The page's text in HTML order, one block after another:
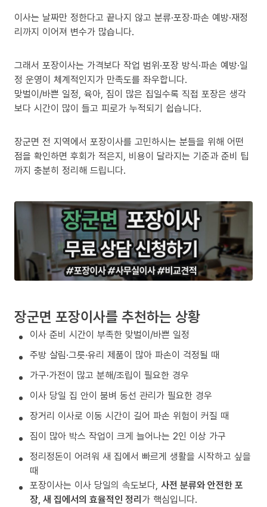
이사는 날짜만 정한다고 끝나지 않고 분류·포장·파손 예방·재정
리까지 이어져 변수가 많습니다.
그래서 포장이사는 가격보다 작업 범위·포장 방식·파손 예방·일
정 운영이 체계적인지가 만족도를 좌우합니다.
맞벌이/바쁜 일정, 육아, 짐이 많은 집일수록 직접 포장은 생각
보다 시간이 많이 들고 피로가 누적되기 쉽습니다.
장군면 전 지역에서 포장이사를 고민하시는 분들을 위해 어떤
점을 확인하면 후회가 적은지, 비용이 달라지는 기준과 준비 팁
까지 충분히 정리해 드립니다.
장군면 포장이사를 추천하는 상황
이사 준비 시간이 부족한 맞벌이/바쁜 일정
주방 살림·그릇·유리 제품이 많아 파손이 걱정될 때
가구·가전이 많고 분해/조립이 필요한 경우
이사 당일 집 안이 붐벼 동선 관리가 필요한 경우
장거리 이사로 이동 시간이 길어 파손 위험이 커질 때
짐이 많아 박스 작업이 크게 늘어나는 2인 이상 가구
정리정돈이 어려워 새 집에서 빠르게 생활을 시작하고 싶을
때
포장이사는 이사 당일의 속도보다, 사전 분류와 안전한 포
장, 새 집에서의 효율적인 정리가 핵심입니다.